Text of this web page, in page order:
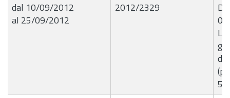
dal 10/09/2012
al 25/09/2012
2012/2329